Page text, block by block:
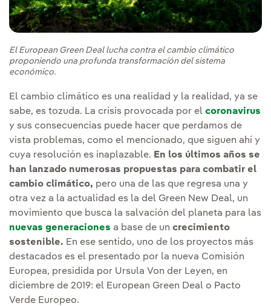
El European Green Deal lucha contra el cambio climático
proponiendo una profunda transformación del sistema
económico.
El cambio climático es una realidad y la realidad, ya se
sabe, es tozuda. La crisis provocada por el coronavirus
y sus consecuencias puede hacer que perdamos de
vista problemas, como el mencionado, que siguen ahí y
cuya resolución es inaplazable. En los últimos años se
han lanzado numerosas propuestas para combatir el
cambio climático, pero una de las que regresa una y
otra vez a la actualidad es la del Green New Deal, un
movimiento que busca la salvación del planeta para las
nuevas generaciones a base de un crecimiento
sostenible. En ese sentido, uno de los proyectos más
destacados es el presentado por la nueva Comisión
Europea, presidida por Ursula Von der Leyen, en
diciembre de 2019: el European Green Deal o Pacto
Verde Europeo.